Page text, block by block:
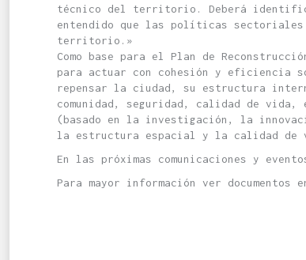
técnico del territorio. Deberá
entendido que las políticas sectoriales
territorio.»
Como base para el Plan de
para actuar con cohesión y eficiencia
repensar la ciudad, su estructura
comunidad, seguridad, calidad de
(basado en la investigación, la
la estructura espacial y la calidad de
En las próximas comunicaciones y
Para mayor información ver documentos